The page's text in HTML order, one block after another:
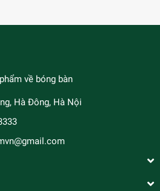
về bóng bàn
Hà Đông, Hà Nội